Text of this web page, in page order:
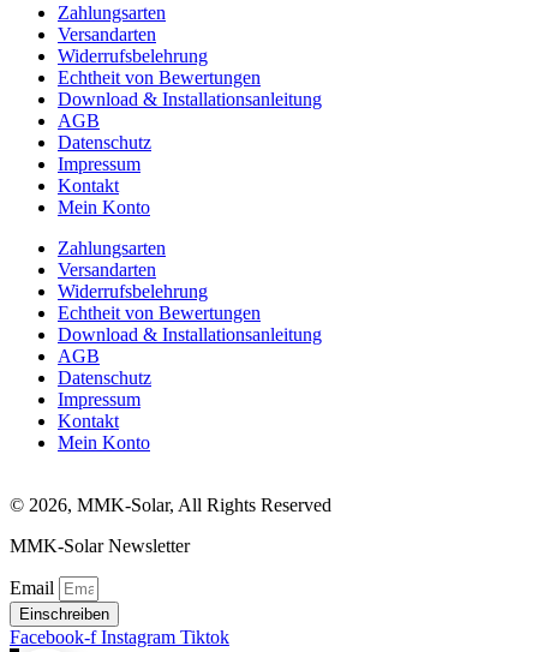
Zahlungsarten
Versandarten
Widerrufsbelehrung
Echtheit von Bewertungen
Download & Installationsanleitung
AGB
Datenschutz
Impressum
Kontakt
Mein Konto
Zahlungsarten
Versandarten
Widerrufsbelehrung
Echtheit von Bewertungen
Download & Installationsanleitung
AGB
Datenschutz
Impressum
Kontakt
Mein Konto
© 2026, MMK-Solar, All Rights Reserved
MMK-Solar Newsletter
Email
Einschreiben
Facebook-f Instagram Tiktok